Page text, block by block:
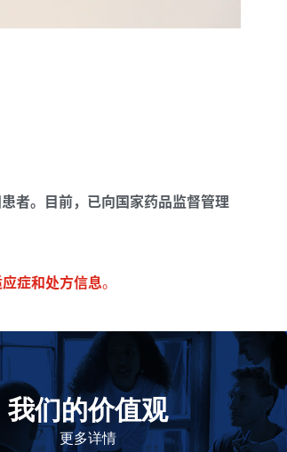
者。目前，已向国家药品监督管理
症和处方信息。
我们的价值观
更多详情
观是爱施健存立和发展的基石。集团上下以
指引，为实现集团目标而共同奋斗。